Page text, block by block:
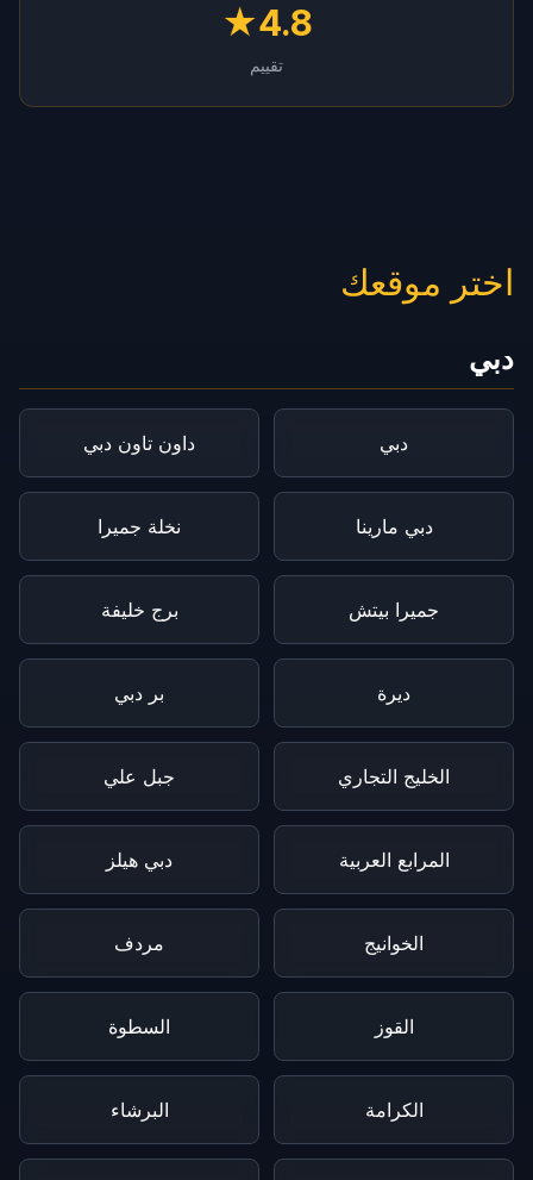
4.8★
تقييم
اختر موقعك
دبي
دبي داون تاون دبي
دبي مارينا نخلة جميرا
جميرا بيتش برج خليفة
ديرة بر دبي
الخليج التجاري جبل علي
المرابع العربية دبي هيلز
الخوانيج مردف
القوز السطوة
الكرامة البرشاء